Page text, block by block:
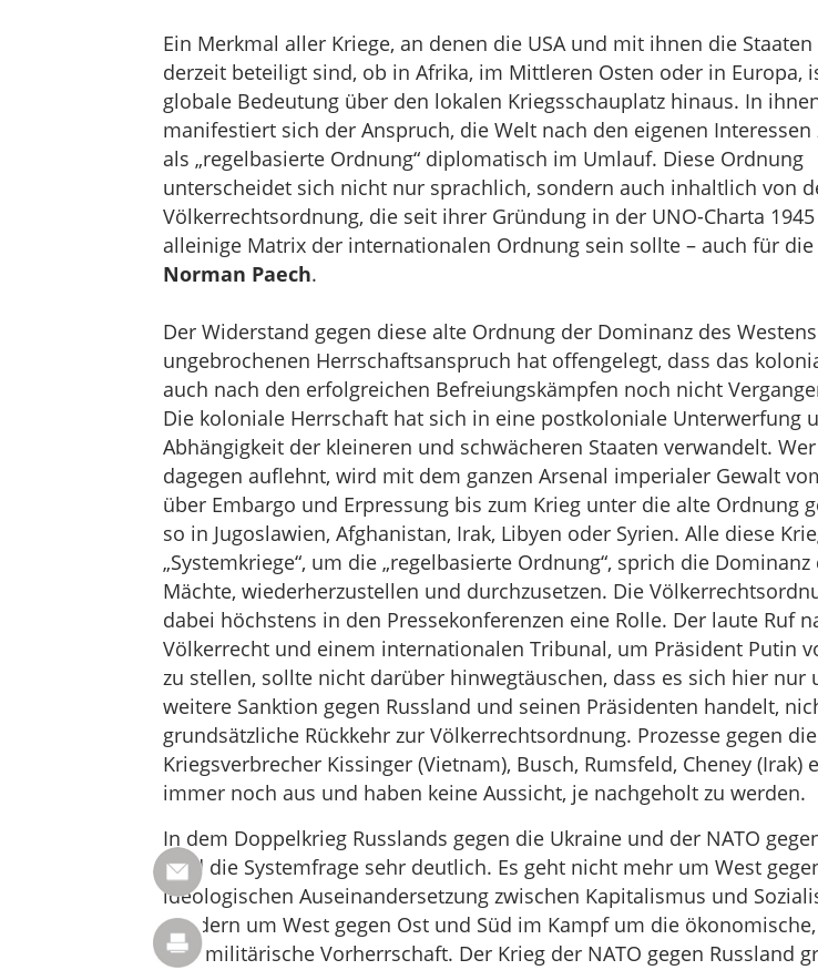
Ein Merkmal aller Kriege, an denen die USA und mit ihnen die Staaten
derzeit beteiligt sind, ob in Afrika, im Mittleren Osten oder in Europa,
globale Bedeutung über den lokalen Kriegsschauplatz hinaus. In
manifestiert sich der Anspruch, die Welt nach den eigenen Interessen
als „regelbasierte Ordnung“ diplomatisch im Umlauf. Diese Ordnung
unterscheidet sich nicht nur sprachlich, sondern auch inhaltlich von
Völkerrechtsordnung, die seit ihrer Gründung in der UNO-Charta
alleinige Matrix der internationalen Ordnung sein sollte – auch für die
Norman Paech.
Der Widerstand gegen diese alte Ordnung der Dominanz des
ungebrochenen Herrschaftsanspruch hat offengelegt, dass das
auch nach den erfolgreichen Befreiungskämpfen noch nicht
Die koloniale Herrschaft hat sich in eine postkoloniale Unterwerfung
Abhängigkeit der kleineren und schwächeren Staaten verwandelt.
dagegen auflehnt, wird mit dem ganzen Arsenal imperialer Gewalt
über Embargo und Erpressung bis zum Krieg unter die alte Ordnung
so in Jugoslawien, Afghanistan, Irak, Libyen oder Syrien. Alle diese
„Systemkriege“, um die „regelbasierte Ordnung“, sprich die
Mächte, wiederherzustellen und durchzusetzen. Die
dabei höchstens in den Pressekonferenzen eine Rolle. Der laute Ruf
Völkerrecht und einem internationalen Tribunal, um Präsident Putin
zu stellen, sollte nicht darüber hinwegtäuschen, dass es sich hier nur
weitere Sanktion gegen Russland und seinen Präsidenten handelt,
grundsätzliche Rückkehr zur Völkerrechtsordnung. Prozesse gegen
Kriegsverbrecher Kissinger (Vietnam), Busch, Rumsfeld, Cheney (Irak)
immer noch aus und haben keine Aussicht, je nachgeholt zu werden.
In dem Doppelkrieg Russlands gegen die Ukraine und der NATO
wird die Systemfrage sehr deutlich. Es geht nicht mehr um West
ideologischen Auseinandersetzung zwischen Kapitalismus und
sondern um West gegen Ost und Süd im Kampf um die
und militärische Vorherrschaft. Der Krieg der NATO gegen Russland